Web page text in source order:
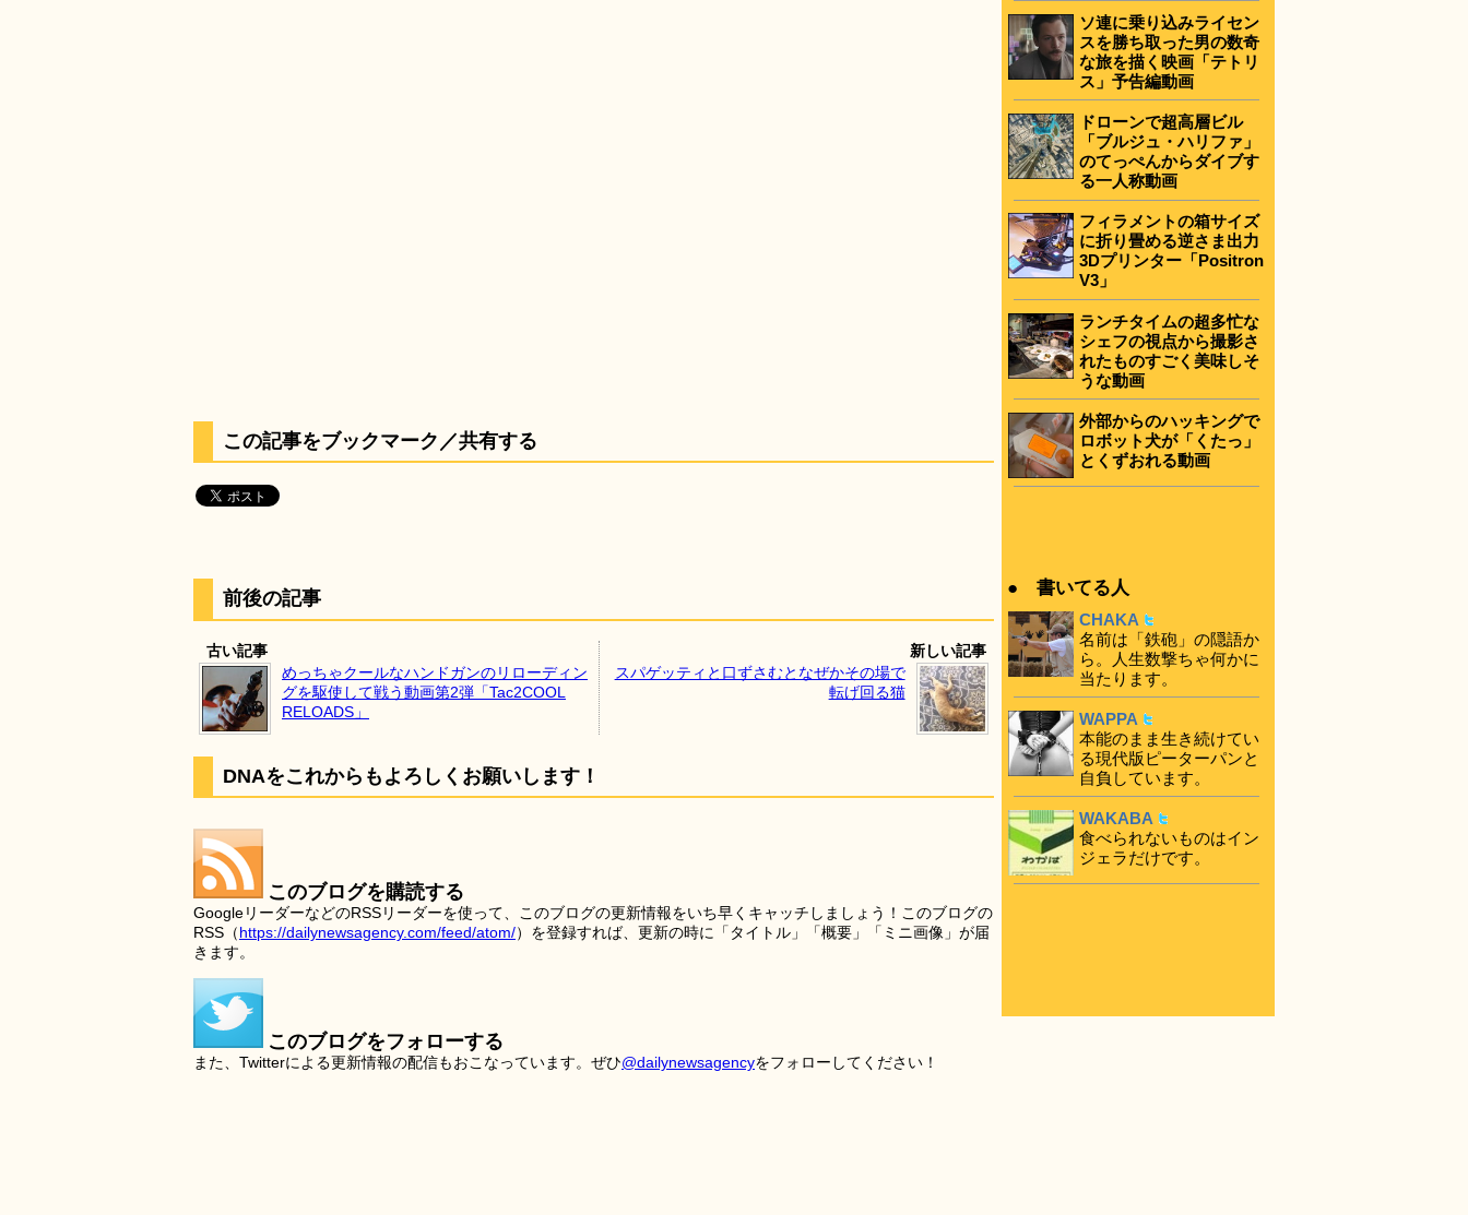
この記事をブックマーク／共有する
前後の記事
古い記事
めっちゃクールなハンドガンのリローディン
グを駆使して戦う動画第2弾「Tac2COOL
RELOADS」
新しい記事
スパゲッティと口ずさむとなぜかその場で
転げ回る猫
DNAをこれからもよろしくお願いします！
このブログを購読する
GoogleリーダーなどのRSSリーダーを使って、このブログの更新情報をいち早くキャッチしましょう！このブログの
RSS（https://dailynewsagency.com/feed/atom/）を登録すれば、更新の時に「タイトル」「概要」「ミニ画像」が届
きます。
このブログをフォローする
また、Twitterによる更新情報の配信もおこなっています。ぜひ@dailynewsagencyをフォローしてください！
ソ連に乗り込みライセン
スを勝ち取った男の数奇
な旅を描く映画「テトリ
ス」予告編動画
ドローンで超高層ビル
「ブルジュ・ハリファ」
のてっぺんからダイブす
る一人称動画
フィラメントの箱サイズ
に折り畳める逆さま出力
3Dプリンター「Positron
V3」
ランチタイムの超多忙な
シェフの視点から撮影さ
れたものすごく美味しそ
うな動画
外部からのハッキングで
ロボット犬が「くたっ」
とくずおれる動画
● 書いてる人
CHAKA
名前は「鉄砲」の隠語か
ら。人生数撃ちゃ何かに
当たります。
WAPPA
本能のまま生き続けてい
る現代版ピーターパンと
自負しています。
WAKABA
食べられないものはイン
ジェラだけです。